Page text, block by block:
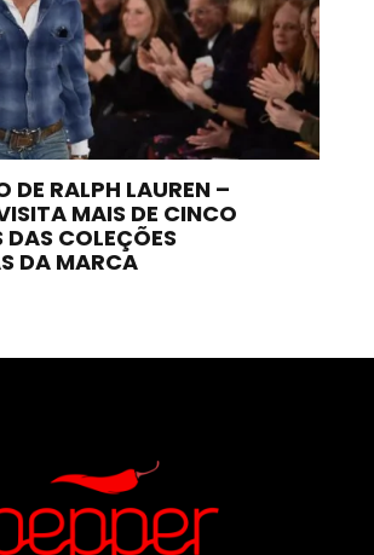
DE RALPH LAUREN –
MAIS DE CINCO
DAS COLEÇÕES
DA MARCA